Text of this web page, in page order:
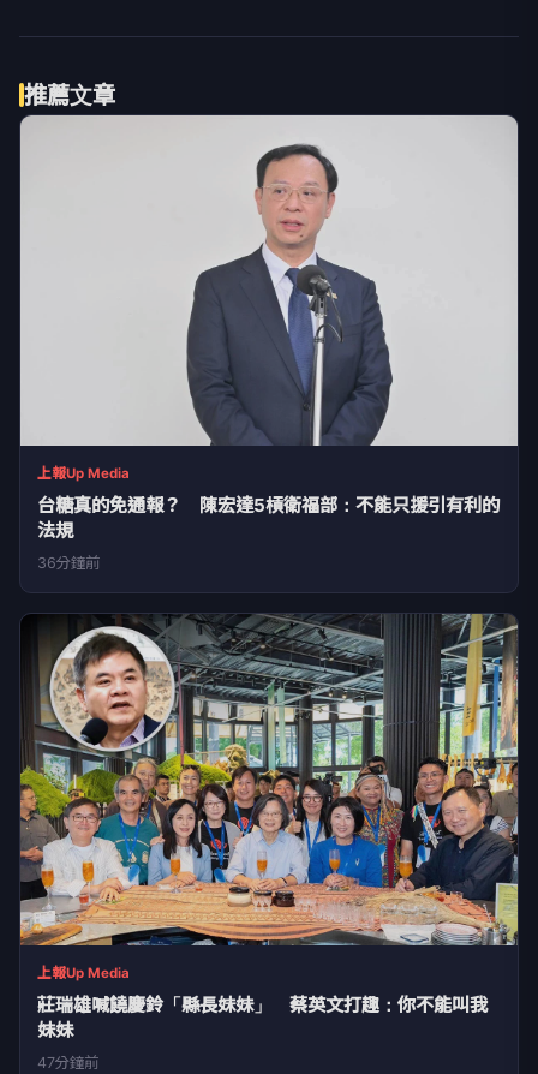
推薦文章
上報Up Media
台糖真的免通報？ 陳宏達5槓衛福部：不能只援引有利的
法規
36分鐘前
上報Up Media
莊瑞雄喊饒慶鈴「縣長妹妹」 蔡英文打趣：你不能叫我
妹妹
47分鐘前